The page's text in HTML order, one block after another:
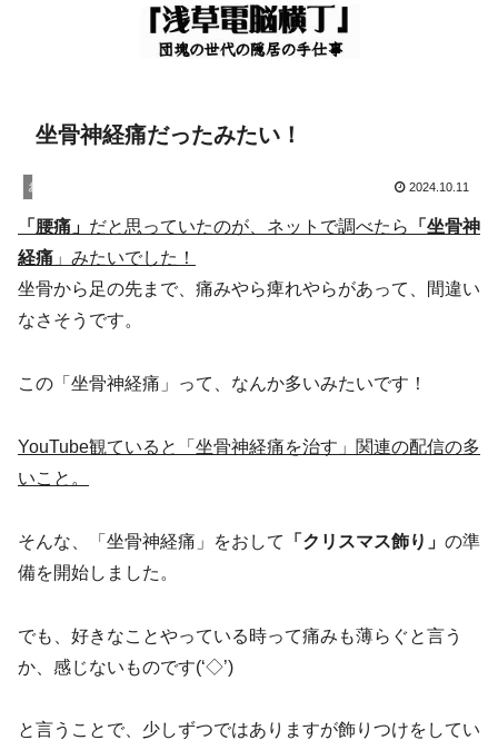
坐骨神経痛だったみたい！
お知らせ 2024.10.11
「腰痛」 だと思っていたのが、ネットで調べたら
「坐骨神
経痛 」みたいでした！
坐骨から足の先まで、痛みやら痺れやらがあって、間違い
なさそうです。
この「坐骨神経痛」って、なんか多いみたいです！
YouTube観ていると「坐骨神経痛を治す」関連の配信の多
いこと。
そんな、「坐骨神経痛」をおして 「クリスマス飾り」 の準
備を開始しました。
でも、好きなことやっている時って痛みも薄らぐと言う
か、感じないものです(‘◇’)ゞ
と言うことで、少しずつではありますが飾りつけをしてい